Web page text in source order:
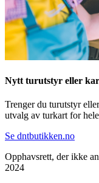
Nytt turutstyr eller
Trenger du turutstyr
utvalg av turkart for
Se dntbutikken.no
Opphavsrett, der ikke
2024